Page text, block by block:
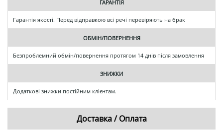
ГАРАНТІЯ
Гарантія якості. Перед відправкою всі речі перевіряють на брак
ОБМІН/ПОВЕРНЕННЯ
Безпроблемний обмін/повернення протягом 14 днів після замовлення
ЗНИЖКИ
Додаткові знижки постійним клієнтам.
Доставка / Оплата